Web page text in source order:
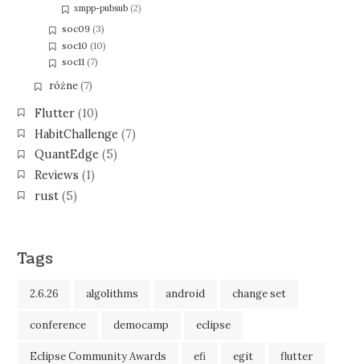
xmpp-pubsub(2)
soc09 (3)
soc10 (10)
soc11 (7)
różne(7)
Flutter(10)
HabitChallenge (7)
QuantEdge (5)
Reviews (1)
rust(5)
Tags
2.6.26 algolithms android change set
conference democamp eclipse
Eclipse Community Awards efi egit flutter